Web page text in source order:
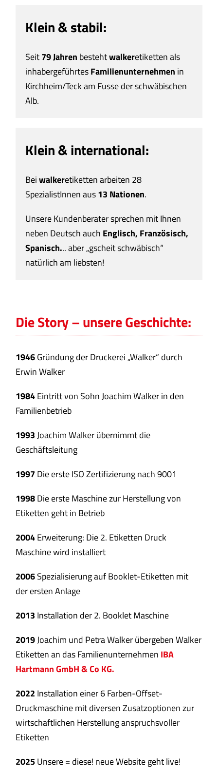
Klein & stabil:
Seit79 Jahren bestehtwalkeretiketten als
inhabergeführtesFamilienunternehmen in
Kirchheim/Teck am Fusse der schwäbischen
Alb.
Klein & international:
Beiwalkeretiketten arbeiten 28
SpezialistInnen aus13 Nationen.
Unsere Kundenberater sprechen mit Ihnen
neben Deutsch auch Englisch, Französisch,
Spanisch... aber „gscheit schwäbisch“
natürlich am liebsten!
Die Story – unsere Geschichte:
1946Gründung der Druckerei „Walker“ durch
Erwin Walker
1984Eintritt von Sohn Joachim Walker in den
Familienbetrieb
1993Joachim Walker übernimmt die
Geschäftsleitung
1997 Die erste ISO Zertifizierung nach 9001
1998Die erste Maschine zur Herstellung von
Etiketten geht in Betrieb
2004Erweiterung: Die 2. Etiketten Druck
Maschine wird installiert
2006Spezialisierung auf Booklet-Etiketten mit
der ersten Anlage
2013 Installation der 2. Booklet Maschine
2019Joachim und Petra Walker übergeben Walker
Etiketten an das Familienunternehmen IBA
Hartmann GmbH & Co KG.
2022 Installation einer 6 Farben-Offset-
Druckmaschine mit diversen Zusatzoptionen zur
wirtschaftlichen Herstellung anspruchsvoller
Etiketten
2025Unsere = diese! neue Website geht live!